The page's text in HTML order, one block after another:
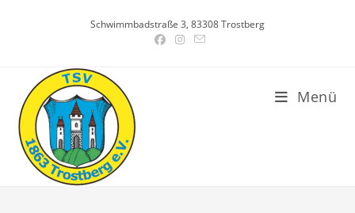
Schwimmbadstraße 3, 83308 Trostberg
Menü